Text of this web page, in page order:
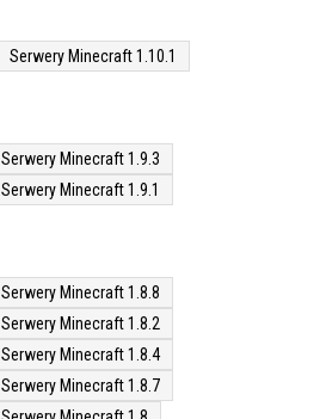
Serwery Minecraft 1.10.1
Serwery Minecraft 1.9.3
Serwery Minecraft 1.9.1
Serwery Minecraft 1.8.8
Serwery Minecraft 1.8.2
Serwery Minecraft 1.8.4
Serwery Minecraft 1.8.7